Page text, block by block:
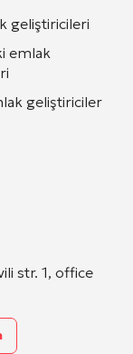
geliştiricileri
emlak
geliştiriciler
str. 1, office